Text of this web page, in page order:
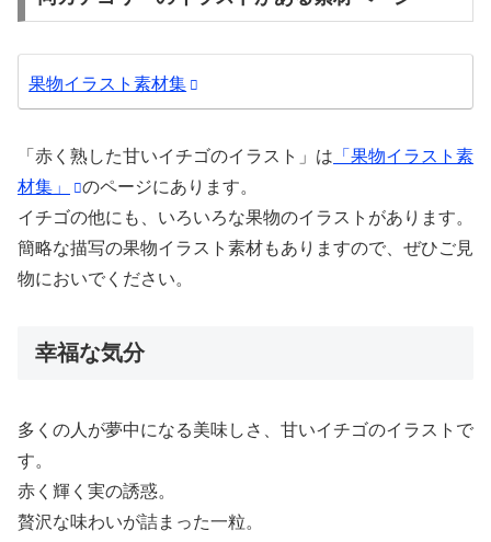
果物イラスト素材集
「赤く熟した甘いイチゴのイラスト」は 「果物イラスト素
材集」
のページにあります。
イチゴの他にも、いろいろな果物のイラストがあります。
簡略な描写の果物イラスト素材もありますので、ぜひご見
物においでください。
幸福な気分
多くの人が夢中になる美味しさ、甘いイチゴのイラストで
す。
赤く輝く実の誘惑。
贅沢な味わいが詰まった一粒。